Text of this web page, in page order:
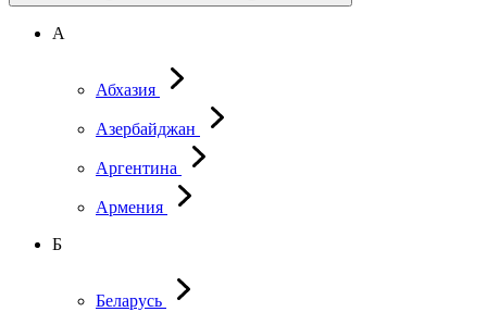
А
Абхазия
Азербайджан
Аргентина
Армения
Б
Беларусь